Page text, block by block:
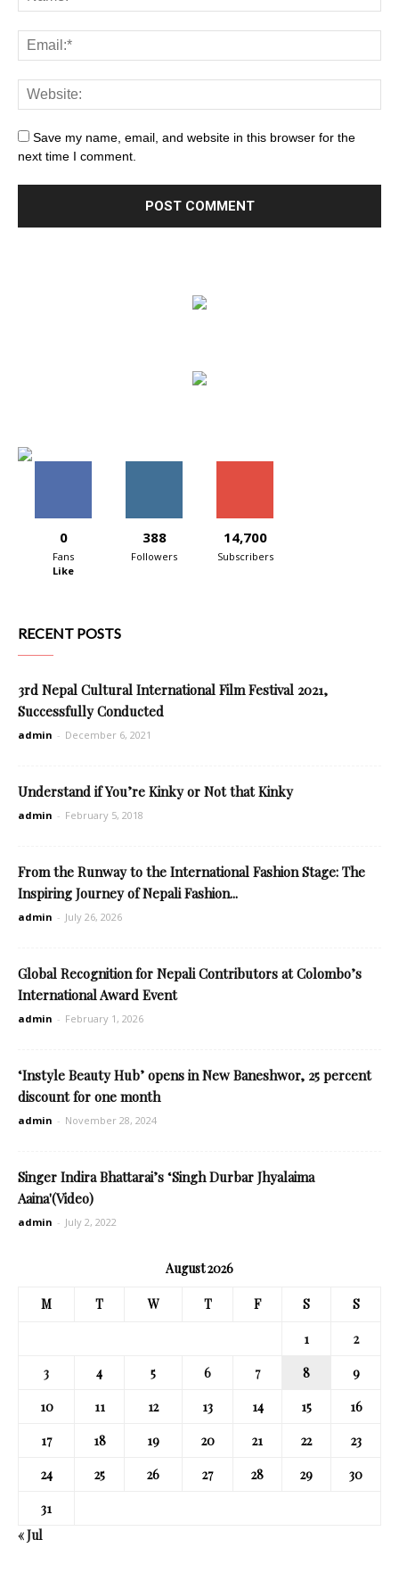
Save my name, email, and website in this browser for the
next time I comment.
0
Fans
Like
388
Followers
14,700
Subscribers
RECENT POSTS
3rd Nepal Cultural International Film Festival 2021,
Successfully Conducted
admin - December 6, 2021
Understand if You’re Kinky or Not that Kinky
admin - February 5, 2018
From the Runway to the International Fashion Stage: The
Inspiring Journey of Nepali Fashion...
admin - July 26, 2026
Global Recognition for Nepali Contributors at Colombo’s
International Award Event
admin - February 1, 2026
‘Instyle Beauty Hub’ opens in New Baneshwor, 25 percent
discount for one month
admin - November 28, 2024
Singer Indira Bhattarai’s ‘Singh Durbar Jhyalaima
Aaina'(Video)
admin - July 2, 2022
August 2026
M T W T F S S
1
2
3
4 5 6 7 8
9
10
11 12 13 14 15
16
17
18 19 20 21 22
23
24
25 26 27 28 29
30
31
« Jul